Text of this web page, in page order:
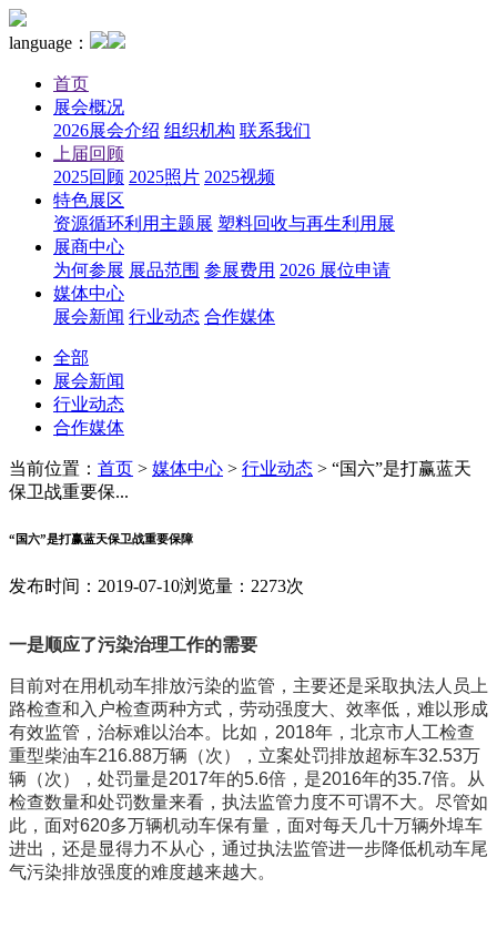
language：
首页
展会概况
2026展会介绍 组织机构 联系我们
上届回顾
2025回顾 2025照片 2025视频
特色展区
资源循环利用主题展 塑料回收与再生利用展
展商中心
为何参展 展品范围 参展费用 2026 展位申请
媒体中心
展会新闻 行业动态 合作媒体
全部
展会新闻
行业动态
合作媒体
当前位置： 首页 > 媒体中心 > 行业动态 > “国六”是打赢蓝天
保卫战重要保...
“国六”是打赢蓝天保卫战重要保障
发布时间：2019-07-10浏览量：2273次
一是顺应了污染治理工作的需要
目前对在用机动车排放污染的监管，主要还是采取执法人员上
路检查和入户检查两种方式，劳动强度大、效率低，难以形成
有效监管，治标难以治本。比如，2018年，北京市人工检查
重型柴油车216.88万辆（次），立案处罚排放超标车32.53万
辆（次），处罚量是2017年的5.6倍，是2016年的35.7倍。从
检查数量和处罚数量来看，执法监管力度不可谓不大。尽管如
此，面对620多万辆机动车保有量，面对每天几十万辆外埠车
进出，还是显得力不从心，通过执法监管进一步降低机动车尾
气污染排放强度的难度越来越大。